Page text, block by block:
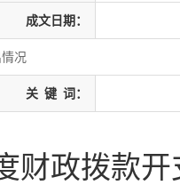
成文日期：
况
关 键 词：
政拨款开